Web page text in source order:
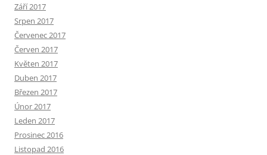
Září 2017
Srpen 2017
Červenec 2017
Červen 2017
Květen 2017
Duben 2017
Březen 2017
Únor 2017
Leden 2017
Prosinec 2016
Listopad 2016